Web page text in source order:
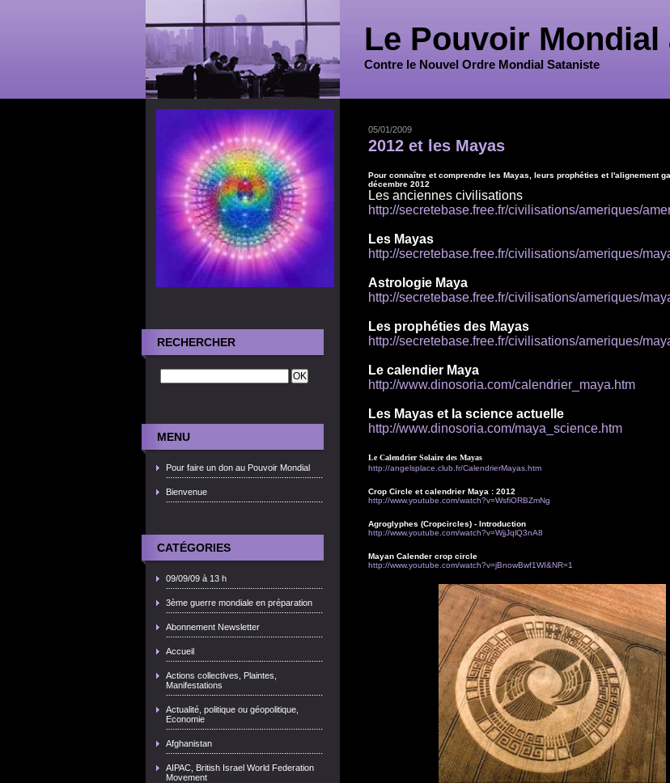
Le Pouvoir Mondial
Contre le Nouvel Ordre Mondial Sataniste
RECHERCHER
MENU
Pour faire un don au Pouvoir Mondial
Bienvenue
CATÉGORIES
09/09/09 à 13 h
3ème guerre mondiale en préparation
Abonnement Newsletter
Accueil
Actions collectives, Plaintes,
Manifestations
Actualité, politique ou géopolitique,
Economie
Afghanistan
AIPAC, British Israel World Federation
Movement
05/01/2009
2012 et les Mayas
Pour connaître et comprendre les Mayas, leurs prophéties et l'alignement
décembre 2012
Les anciennes civilisations
http://secretebase.free.fr/civilisations/ameriques/
Les Mayas
http://secretebase.free.fr/civilisations/ameriques/
Astrologie Maya
http://secretebase.free.fr/civilisations/ameriques/
Les prophéties des Mayas
http://secretebase.free.fr/civilisations/ameriques/
Le calendier Maya
http://www.dinosoria.com/calendrier_maya.htm
Les Mayas et la science actuelle
http://www.dinosoria.com/maya_science.htm
Le Calendrier Solaire des Mayas
http://angelsplace.club.fr/CalendrierMayas.htm
Crop Circle et calendrier Maya : 2012
http://www.youtube.com/watch?v=WsfiORBZmNg
Agroglyphes (Cropcircles) - Introduction
http://www.youtube.com/watch?v=WjjJqlQ3nA8
Mayan Calender crop circle
http://www.youtube.com/watch?v=jBnowBwf1WI&NR=1